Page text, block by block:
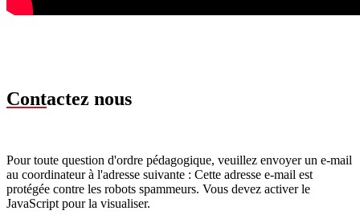
Contactez nous
Pour toute question d'ordre pédagogique, veuillez envoyer un e-mail
au coordinateur à l'adresse suivante : Cette adresse e-mail est
protégée contre les robots spammeurs. Vous devez activer le
JavaScript pour la visualiser.